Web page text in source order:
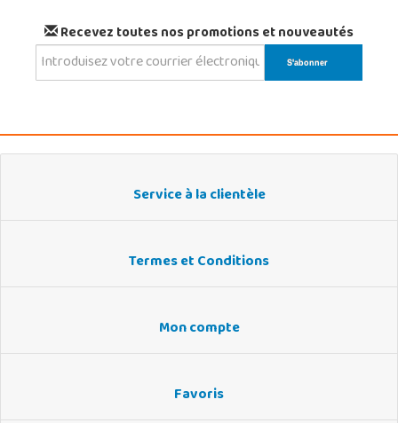
Recevez toutes nos promotions et nouveautés
Service à la clientèle
Termes et Conditions
Mon compte
Favoris